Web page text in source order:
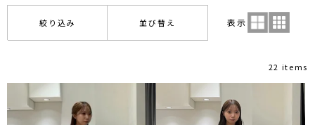
絞り込み 並び替え 表示
22 items